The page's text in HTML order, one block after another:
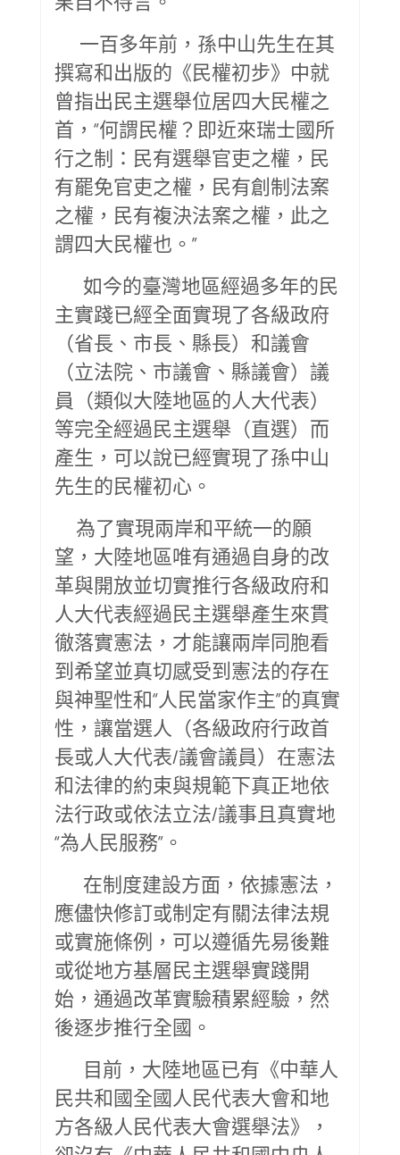
一百多年前，孫中山先生在其
撰寫和出版的《民權初步》中就
曾指出民主選舉位居四大民權之
首，“何謂民權？即近來瑞士國所
行之制：民有選舉官吏之權，民
有罷免官吏之權，民有創制法案
之權，民有複決法案之權，此之
謂四大民權也。”
如今的臺灣地區經過多年的民
主實踐已經全面實現了各級政府
（省長、市長、縣長）和議會
（立法院、市議會、縣議會）議
員（類似大陸地區的人大代表）
等完全經過民主選舉（直選）而
產生，可以說已經實現了孫中山
先生的民權初心。
為了實現兩岸和平統一的願
望，大陸地區唯有通過自身的改
革與開放並切實推行各級政府和
人大代表經過民主選舉產生來貫
徹落實憲法，才能讓兩岸同胞看
到希望並真切感受到憲法的存在
與神聖性和“人民當家作主”的真實
性，讓當選人（各級政府行政首
長或人大代表/議會議員）在憲法
和法律的約束與規範下真正地依
法行政或依法立法/議事且真實地
“為人民服務”。
在制度建設方面，依據憲法，
應儘快修訂或制定有關法律法規
或實施條例，可以遵循先易後難
或從地方基層民主選舉實踐開
始，通過改革實驗積累經驗，然
後逐步推行全國。
目前，大陸地區已有《中華人
民共和國全國人民代表大會和地
方各級人民代表大會選舉法》，